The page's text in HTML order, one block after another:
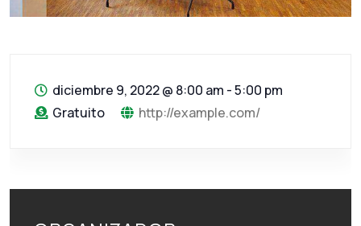
diciembre 9, 2022@ 8:00 am - 5:00 pm
Gratuito
http://example.com/